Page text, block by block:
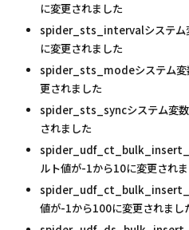
に変更されました
spider_sts_intervalシステム
に変更されました
spider_sts_modeシステム変
更されました
spider_sts_syncシステム変
されました
ルト値が-1から10に変更され
値が-1から100に変更されまし